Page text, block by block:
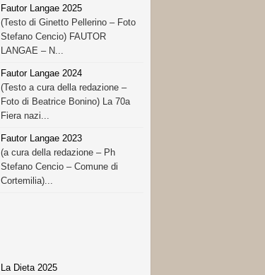
Fautor Langae 2025
(Testo di Ginetto Pellerino – Foto
Stefano Cencio) FAUTOR
LANGAE – N...
Fautor Langae 2024
(Testo a cura della redazione –
Foto di Beatrice Bonino) La 70a
Fiera nazi...
Fautor Langae 2023
(a cura della redazione – Ph
Stefano Cencio – Comune di
Cortemilia)...
La Dieta 2025